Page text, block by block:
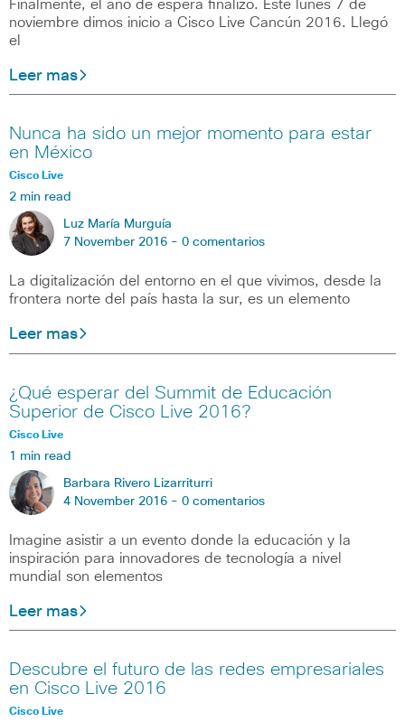
Finalmente, el año de espera finalizó. Este lunes 7 de
noviembre dimos inicio a Cisco Live Cancún 2016. Llegó
el
Leer mas
Nunca ha sido un mejor momento para estar
en México
Cisco Live
2 min read
Luz María Murguía
7 November 2016 - 0 comentarios
La digitalización del entorno en el que vivimos, desde la
frontera norte del país hasta la sur, es un elemento
Leer mas
¿Qué esperar del Summit de Educación
Superior de Cisco Live 2016?
Cisco Live
1 min read
Barbara Rivero Lizarriturri
4 November 2016 - 0 comentarios
Imagine asistir a un evento donde la educación y la
inspiración para innovadores de tecnología a nivel
mundial son elementos
Leer mas
Descubre el futuro de las redes empresariales
en Cisco Live 2016
Cisco Live